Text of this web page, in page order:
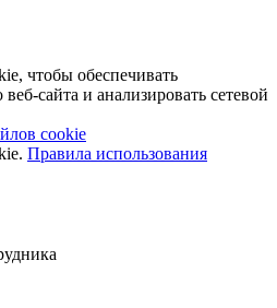
чтобы обеспечивать
сайта и анализировать сетевой
cookie
Правила использования